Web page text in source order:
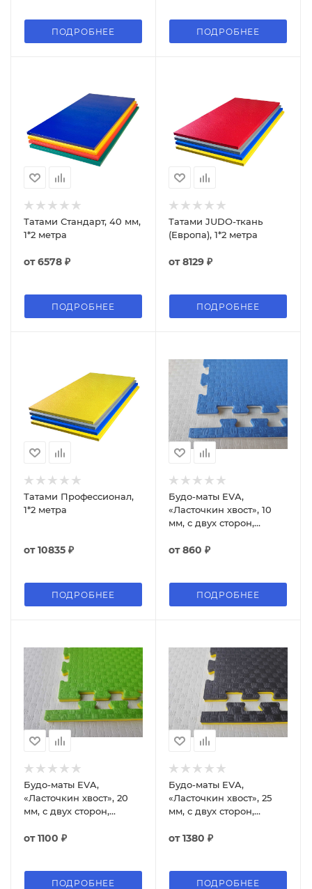
ПОДРОБНЕЕ ПОДРОБНЕЕ
Татами Стандарт, 40 мм,
1*2 метра
от6578 ₽
ПОДРОБНЕЕ
Татами JUDO-ткань
(Европа), 1*2 метра
от8129 ₽
ПОДРОБНЕЕ
Татами Профессионал,
1*2 метра
от10835 ₽
ПОДРОБНЕЕ
Будо-маты EVA,
«Ласточкин хвост», 10
мм, с двух сторон,
от860 ₽
ПОДРОБНЕЕ
Будо-маты EVA,
«Ласточкин хвост», 20
мм, с двух сторон,
от1100 ₽
ПОДРОБНЕЕ
Будо-маты EVA,
«Ласточкин хвост», 25
мм, с двух сторон,
от1380 ₽
ПОДРОБНЕЕ